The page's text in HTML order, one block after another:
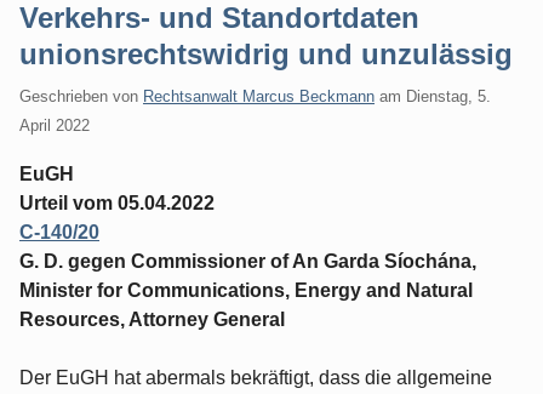
Verkehrs- und Standortdaten
unionsrechtswidrig und unzulässig
Geschrieben von Rechtsanwalt Marcus Beckmann am Dienstag, 5.
April 2022
EuGH
Urteil vom 05.04.2022
C-140/20
G. D. gegen Commissioner of An Garda Síochána,
Minister for Communications, Energy and Natural
Resources, Attorney General
Der EuGH hat abermals bekräftigt, dass die allgemeine